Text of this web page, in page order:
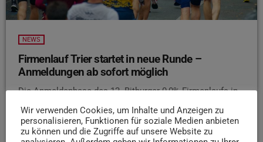
NEWS
Firmenlauf Trier startet in neue Runde –
Anmeldungen ab sofort möglich
Die Anmeldephase des 12. Bitburger 0,0%-Firmenlaufs in
Trier hat begonnen. Wie der Veranstalter mitteilt, findet
das Event in diesem Jahr am 13. Mai statt. Start ist um
19.30 Uhr vor der SWT Arena, die Strecke führt rund 5,3
Wir verwenden Cookies, um Inhalte und Anzeigen zu
personalisieren, Funktionen für soziale Medien anbieten
zu können und die Zugriffe auf unsere Website zu